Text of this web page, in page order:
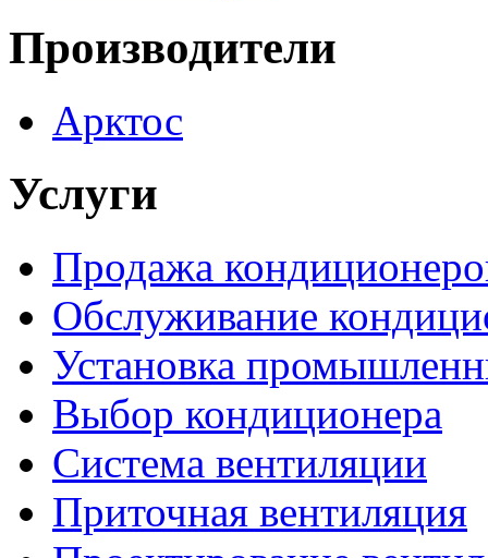
Производители
Арктос
Услуги
Продажа
Обслуживание
Установка
Выбор кондиционера
Система вентиляции
Приточная вентиляция